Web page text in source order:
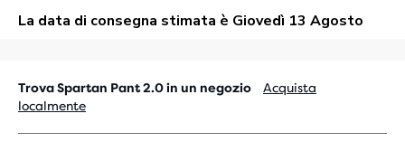
Trova Spartan Pant 2.0 in un negozio
Acquista
localmente